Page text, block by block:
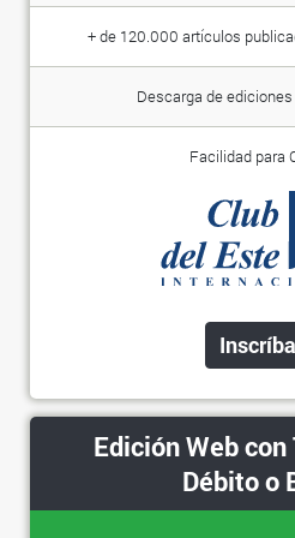
+ de 120.000 artículos
Descarga de ediciones
Facilidad para
Edición Web
Débito o